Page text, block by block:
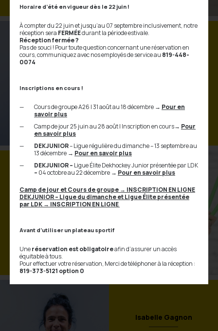
vélo-fit et KINESIS
Privé : Isabelle Coulombe
Empathique, accessible et
Kinésiologue, instructrice certifiée de
Isabelle Gagnon
Horaire d’été en vigueur dès le 22 juin !
À compter du 22 juin et jusqu’au 07 septembre inclusivement, notre
réception sera FERMÉEdurant la période estivale.
Réception fermée ?
Pas de souci ! Pour toute question concernant une réservation en
cours, communiquez avec nos employés de service au 819-448-
0074
Inscriptions en cours !
Cours de groupe A26 | 31 août au 18 décembre → Pour en
savoir plus
Camp de jour 25 juin au 28 août | Inscription en cours→ Pour
en savoir plus
DEKJUNIOR– Ligue régulière du dimanche – 13 septembre au
13 décembre → Pour en savoir plus
DEKJUNIOR – Ligue Élite Dekhockey Junior présentée par LDK
– 04 octobre au 22 décembre → Pour en savoir plus
Camp de jour et Cours de groupe → INSCRIPTION EN LIGNE
DEKJUNIOR – Ligue du dimanche et Ligue Élite présentée
par LDK → INSCRIPTION EN LIGNE
Avant d’utiliser un plateau sportif
Uneréservation est obligatoireafin d’assurer un accès
équitable à tous.
Pour effectuer votre réservation, Merci de téléphoner à la réception :
819-373-5121 option 0